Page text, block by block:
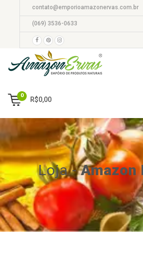
contato@emporioamazonervas.com.br
(069) 3536-0633
0
R$0,00
Loja -Amazon